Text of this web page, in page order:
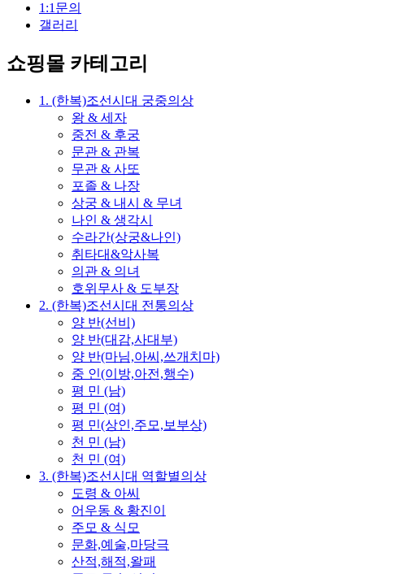
1:1문의
갤러리
쇼핑몰 카테고리
1. (한복)조선시대 궁중의상
왕 & 세자
중전 & 후궁
문관 & 관복
무관 & 사또
포졸 & 나장
상궁 & 내시 & 무녀
나인 & 생각시
수라간(상궁&나인)
취타대&악사복
의관 & 의녀
호위무사 & 도부장
2. (한복)조선시대 전통의상
양 반(선비)
양 반(대감,사대부)
양 반(마님,아씨,쓰개치마)
중 인(이방,아전,행수)
평 민 (남)
평 민 (여)
평 민(상인,주모,보부상)
천 민 (남)
천 민 (여)
3. (한복)조선시대 역할별의상
도령 & 아씨
어우동 & 황진이
주모 & 식모
문화,예술,마당극
산적,해적,왈패